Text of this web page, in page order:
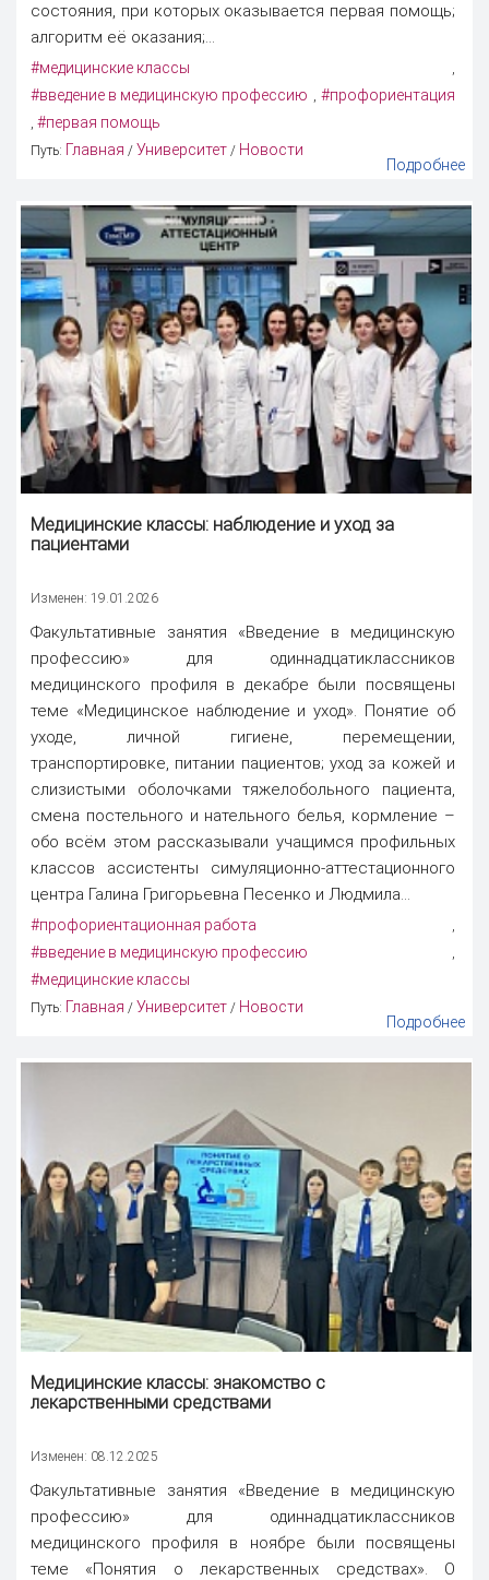
состояния, при которых оказывается первая помощь;
алгоритм её оказания;...
#медицинские классы ,
#введение в медицинскую профессию , #профориентация
, #первая помощь
Путь: Главная / Университет / Новости
Подробнее
Медицинские классы: наблюдение и уход за
пациентами
Изменен: 19.01.2026
Факультативные занятия «Введение в медицинскую
профессию» для одиннадцатиклассников
медицинского профиля в декабре были посвящены
теме «Медицинское наблюдение и уход». Понятие об
уходе, личной гигиене, перемещении,
транспортировке, питании пациентов; уход за кожей и
слизистыми оболочками тяжелобольного пациента,
смена постельного и нательного белья, кормление –
обо всём этом рассказывали учащимся профильных
классов ассистенты симуляционно-аттестационного
центра Галина Григорьевна Песенко и Людмила...
#профориентационная работа ,
#введение в медицинскую профессию ,
#медицинские классы
Путь: Главная / Университет / Новости
Подробнее
Медицинские классы: знакомство с
лекарственными средствами
Изменен: 08.12.2025
Факультативные занятия «Введение в медицинскую
профессию» для одиннадцатиклассников
медицинского профиля в ноябре были посвящены
теме «Понятия о лекарственных средствах». О